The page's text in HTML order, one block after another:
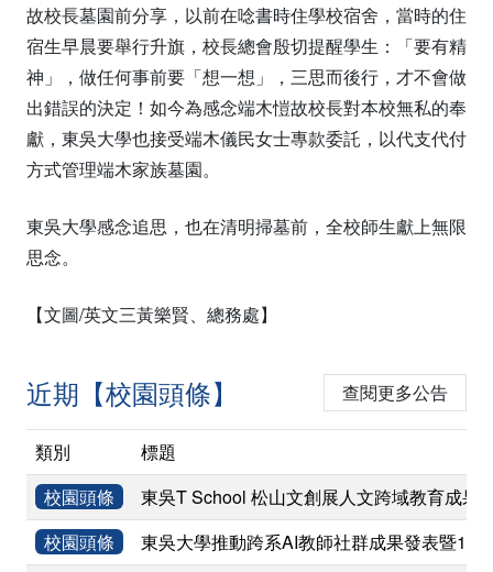
故校長墓園前分享，以前在唸書時住學校宿舍，當時的住
宿生早晨要舉行升旗，校長總會殷切提醒學生：「要有精
神」，做任何事前要「想一想」，三思而後行，才不會做
出錯誤的決定！如今為感念端木愷故校長對本校無私的奉
獻，東吳大學也接受端木儀民女士專款委託，以代支代付
方式管理端木家族墓園。
東吳大學感念追思，也在清明掃墓前，全校師生獻上無限
思念。
【文圖/英文三黃樂賢、總務處】
近期【校園頭條】 查閱更多公告
類別
標題
校園頭條
東吳T School 松山文創展人文跨域教育成果
校園頭條
東吳大學推動跨系AI教師社群成果發表暨